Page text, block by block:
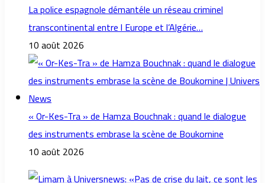
La police espagnole démantéle un réseau criminel
transcontinental entre l Europe et l’Algérie…
10 août 2026
« Or-Kes-Tra » de Hamza Bouchnak : quand le dialogue
des instruments embrase la scène de Boukornine
10 août 2026